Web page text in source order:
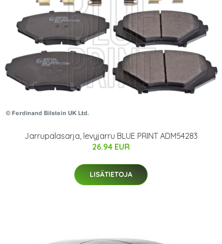
Jarrupalasarja, levyjarru BLUE PRINT ADM54283
26.94 EUR
LISÄTIETOJA